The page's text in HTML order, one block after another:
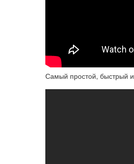
Самый простой, быстрый